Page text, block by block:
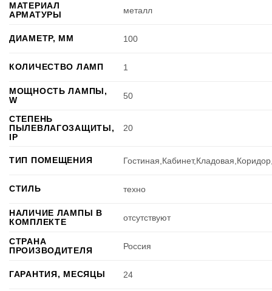
МАТЕРИАЛ
АРМАТУРЫ
металл
ДИАМЕТР, ММ 100
КОЛИЧЕСТВО ЛАМП 1
МОЩНОСТЬ ЛАМПЫ,
W
50
СТЕПЕНЬ
ПЫЛЕВЛАГОЗАЩИТЫ,
IP
20
ТИП ПОМЕЩЕНИЯ
СТИЛЬ техно
НАЛИЧИЕ ЛАМПЫ В
КОМПЛЕКТЕ
отсутствуют
СТРАНА
ПРОИЗВОДИТЕЛЯ
Россия
ГАРАНТИЯ, МЕСЯЦЫ 24